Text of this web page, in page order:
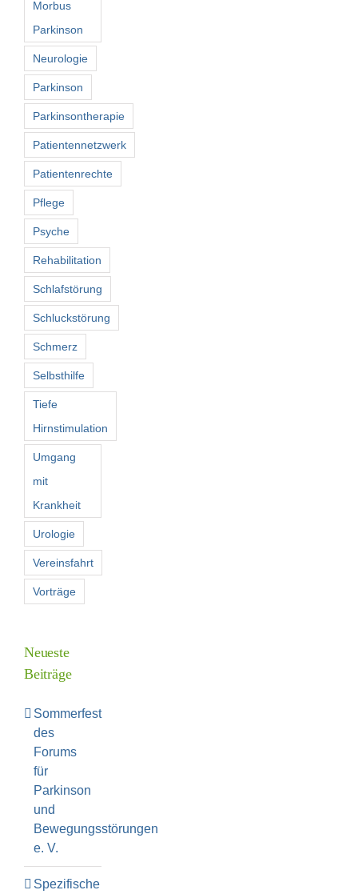
Morbus
Parkinson
Neurologie
Parkinson
Parkinsontherapie
Patientennetzwerk
Patientenrechte
Pflege
Psyche
Rehabilitation
Schlafstörung
Schluckstörung
Schmerz
Selbsthilfe
Tiefe
Hirnstimulation
Umgang
mit
Krankheit
Urologie
Vereinsfahrt
Vorträge
Neueste
Beiträge
Sommerfest
des
Forums
für
Parkinson
und
Bewegungsstörungen
e. V.
Spezifische